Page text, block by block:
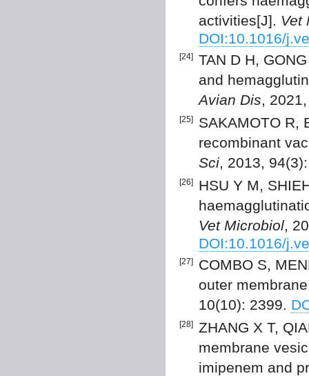
activities[J]. Vet
DOI:10.1016/
[24]
TAN D H,
and
Avian Dis,
[25]
SAKAMOTO R,
recombinant
Sci, 2013,
[26]
HSU Y M,
Vet Microbiol,
DOI:10.1016/
[27]
COMBO S,
outer
10(10): 2399.
[28]
ZHANG X T,
membrane
imipenem and